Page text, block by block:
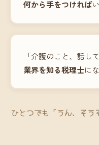
何から手をつければ
「介護のこと、話し
業界を知る税理士に
ひとつでも「うん、そう